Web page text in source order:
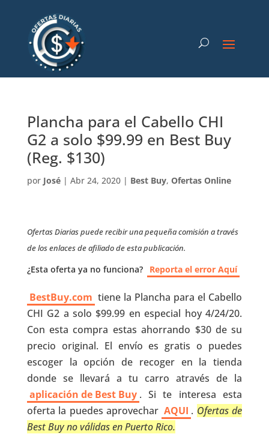
Plancha para el Cabello CHI
G2 a solo $99.99 en Best Buy
(Reg. $130)
por José| Abr 24, 2020| Best Buy, Ofertas Online
Ofertas Diarias puede recibir una pequeña comisión a través
de los enlaces de afiliado de esta publicación.
¿Esta oferta ya no funciona? Reporta el error Aquí
BestBuy.com tiene la Plancha para el Cabello
CHI G2 a solo $99.99 en especial hoy 4/24/20.
Con esta compra estas ahorrando $30 de su
precio original. El envío es gratis o puedes
escoger la opción de recoger en la tienda
donde se llevará a tu carro através de la
aplicación de Best Buy . Si te interesa esta
oferta la puedes aprovechar AQUI . Ofertas de
Best Buy no válidas en Puerto Rico.